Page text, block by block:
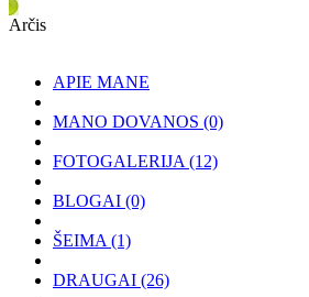
Arčis
APIE MANE
MANO DOVANOS (0)
FOTOGALERIJA (12)
BLOGAI (0)
ŠEIMA (1)
DRAUGAI (26)